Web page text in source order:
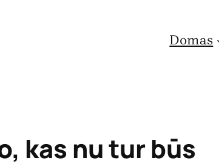
Domas
kas nu tur būs